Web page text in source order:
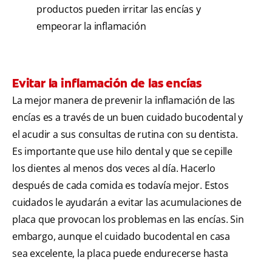
productos pueden irritar las encías y
empeorar la inflamación
Evitar la inflamación de las encías
La mejor manera de prevenir la inflamación de las
encías es a través de un buen cuidado bucodental y
el acudir a sus consultas de rutina con su dentista.
Es importante que use hilo dental y que se cepille
los dientes al menos dos veces al día. Hacerlo
después de cada comida es todavía mejor. Estos
cuidados le ayudarán a evitar las acumulaciones de
placa que provocan los problemas en las encías. Sin
embargo, aunque el cuidado bucodental en casa
sea excelente, la placa puede endurecerse hasta